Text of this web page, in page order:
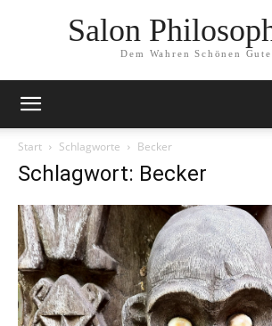
Salon
Dem Wahren Schönen
Start Schlagworte Becker
Schlagwort: Becker